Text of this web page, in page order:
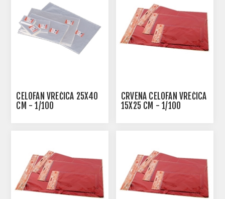
CELOFAN VREĆICA 25X40
CM - 1/100
CRVENA CELOFAN VREĆICA
15X25 CM - 1/100